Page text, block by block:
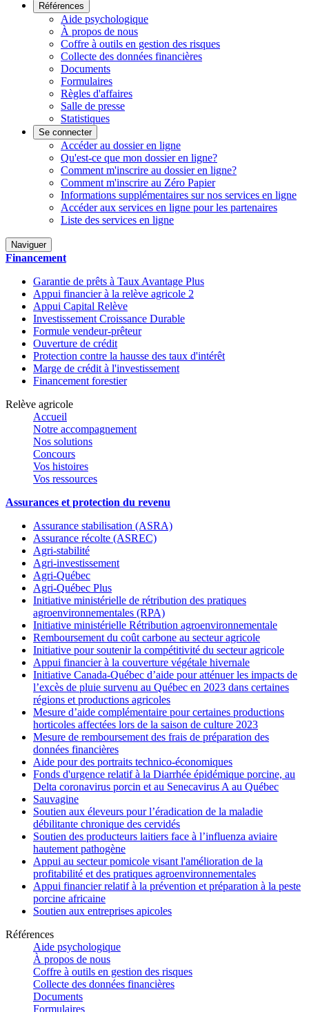
Références
Aide psychologique
À propos de nous
Coffre à outils en gestion des risques
Collecte des données financières
Documents
Formulaires
Règles d'affaires
Salle de presse
Statistiques
Se connecter
Accéder au dossier en ligne
Qu'est-ce que mon dossier en ligne?
Comment m'inscrire au dossier en ligne?
Comment m'inscrire au Zéro Papier
Informations supplémentaires sur nos services en ligne
Accéder aux services en ligne pour les partenaires
Liste des services en ligne
Naviguer
Financement
Garantie de prêts à Taux Avantage Plus
Appui financier à la relève agricole 2
Appui Capital Relève
Investissement Croissance Durable
Formule vendeur-prêteur
Ouverture de crédit
Protection contre la hausse des taux d'intérêt
Marge de crédit à l'investissement
Financement forestier
Relève agricole
Accueil
Notre accompagnement
Nos solutions
Concours
Vos histoires
Vos ressources
Assurances et protection du revenu
Assurance stabilisation (ASRA)
Assurance récolte (ASREC)
Agri-stabilité
Agri-investissement
Agri-Québec
Agri-Québec Plus
Initiative ministérielle de rétribution des pratiques
agroenvironnementales (RPA)
Initiative ministérielle Rétribution agroenvironnementale
Remboursement du coût carbone au secteur agricole
Initiative pour soutenir la compétitivité du secteur agricole
Appui financier à la couverture végétale hivernale
Initiative Canada-Québec d’aide pour atténuer les impacts de
l’excès de pluie survenu au Québec en 2023 dans certaines
régions et productions agricoles
Mesure d’aide complémentaire pour certaines productions
horticoles affectées lors de la saison de culture 2023
Mesure de remboursement des frais de préparation des
données financières
Aide pour des portraits technico-économiques
Fonds d'urgence relatif à la Diarrhée épidémique porcine, au
Delta coronavirus porcin et au Senecavirus A au Québec
Sauvagine
Soutien aux éleveurs pour l’éradication de la maladie
débilitante chronique des cervidés
Soutien des producteurs laitiers face à l’influenza aviaire
hautement pathogène
Appui au secteur pomicole visant l'amélioration de la
profitabilité et des pratiques agroenvironnementales
Appui financier relatif à la prévention et préparation à la peste
porcine africaine
Soutien aux entreprises apicoles
Références
Aide psychologique
À propos de nous
Coffre à outils en gestion des risques
Collecte des données financières
Documents
Formulaires